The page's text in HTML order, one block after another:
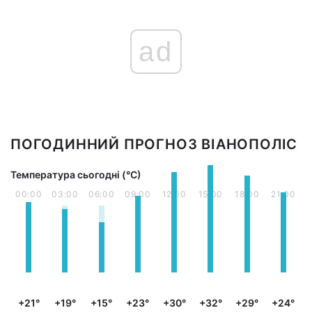
ad
ПОГОДИННИЙ ПРОГНОЗ ВІАНОПОЛІС
Температура сьогодні (°С)
00:00
+21°
03:00
+19°
06:00
+15°
09:00
+23°
12:00
+30°
15:00
+32°
18:00
+29°
21:00
+24°